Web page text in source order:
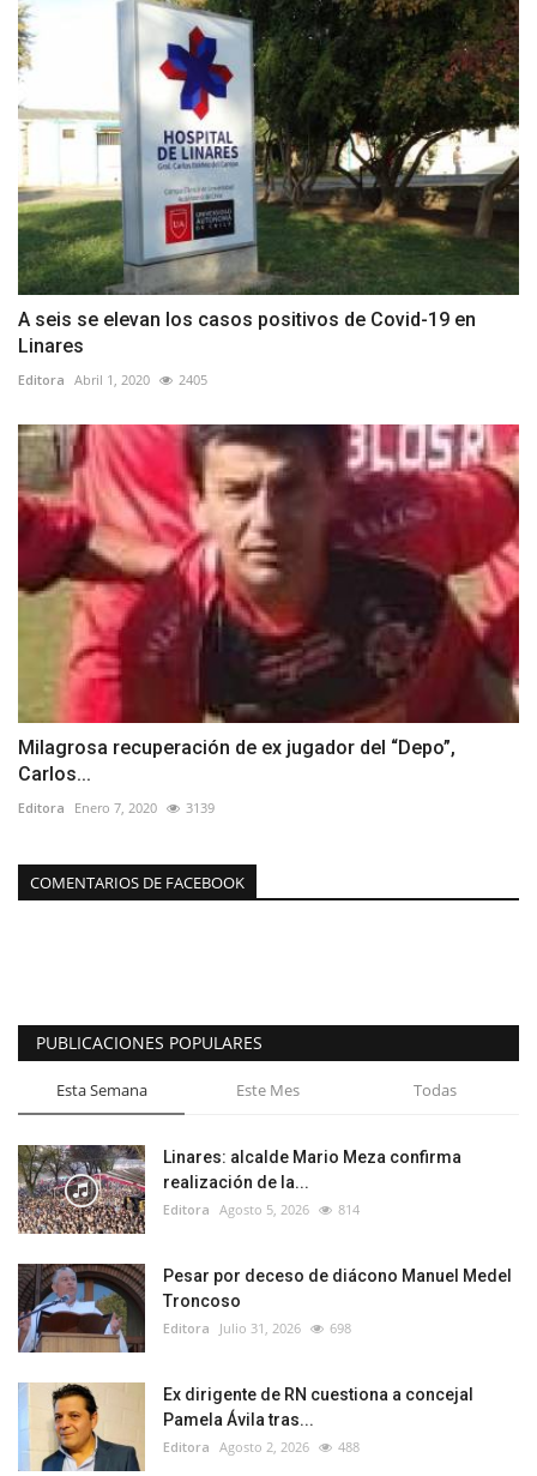
A seis se elevan los casos positivos de Covid-19 en
Linares
Editora Abril 1, 2020 2405
Milagrosa recuperación de ex jugador del “Depo”,
Carlos...
Editora Enero 7, 2020 3139
COMENTARIOS DE FACEBOOK
PUBLICACIONES POPULARES
Esta Semana Este Mes Todas
Linares: alcalde Mario Meza confirma
realización de la...
Editora Agosto 5, 2026 814
Pesar por deceso de diácono Manuel Medel
Troncoso
Editora Julio 31, 2026 698
Ex dirigente de RN cuestiona a concejal
Pamela Ávila tras...
Editora Agosto 2, 2026 488